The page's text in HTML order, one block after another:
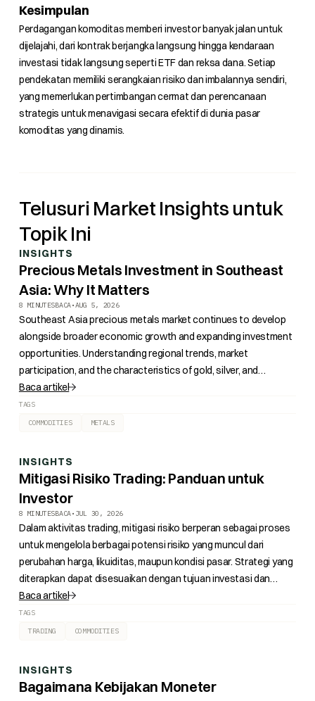
Kesimpulan
Perdagangan komoditas memberi investor banyak jalan untuk
dijelajahi, dari kontrak berjangka langsung hingga kendaraan
investasi tidak langsung seperti ETF dan reksa dana. Setiap
pendekatan memiliki serangkaian risiko dan imbalannya sendiri,
yang memerlukan pertimbangan cermat dan perencanaan
strategis untuk menavigasi secara efektif di dunia pasar
komoditas yang dinamis.
Telusuri Market Insights untuk
Topik Ini
INSIGHTS
Precious Metals Investment in Southeast
Asia: Why It Matters
8 MINUTESBACA•AUG 5, 2026
Southeast Asia precious metals market continues to develop
alongside broader economic growth and expanding investment
opportunities. Understanding regional trends, market
participation, and the characteristics of gold, silver, and
platinum provides valuable context for evaluating precious
metals investment within the region.
Baca artikel
TAGS
COMMODITIES
METALS
INSIGHTS
Mitigasi Risiko Trading: Panduan untuk
Investor
8 MINUTESBACA• JUL 30, 2026
Dalam aktivitas trading, mitigasi risiko berperan sebagai proses
untuk mengelola berbagai potensi risiko yang muncul dari
perubahan harga, likuiditas, maupun kondisi pasar. Strategi yang
diterapkan dapat disesuaikan dengan tujuan investasi dan
tingkat toleransi risiko.
Baca artikel
TAGS
TRADING
COMMODITIES
INSIGHTS
Bagaimana Kebijakan Moneter